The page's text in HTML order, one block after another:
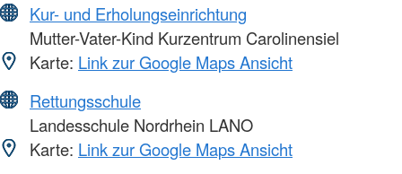
Kur- und Erholungseinrichtung
Mutter-Vater-Kind Kurzentrum Carolinensiel
Karte: Link zur Google Maps Ansicht
Rettungsschule
Landesschule Nordrhein LANO
Karte: Link zur Google Maps Ansicht